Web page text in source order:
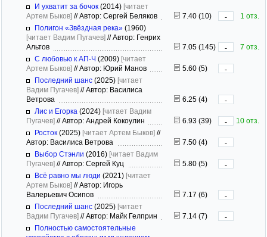
И ухватит за бочок (2014) [читает
Артем Быков] //Автор: Сергей Беляков 7.40 (10) -
1 отз.
Полигон «Звёздная река» (1960)
[читает Вадим Пугачев] //Автор: Генрих
Альтов
7.05 (145) -
7 отз.
С любовью к АП-Ч (2009) [читает
Артем Быков] //Автор: Юрий Манов 5.60 (5)
-
Последний шанс (2025) [читает
Вадим Пугачев] //Автор: Василиса
Ветрова
6.25 (4)
-
Лис и Егорка (2024) [читает Вадим
Пугачев] //Автор: Андрей Кокоулин 6.93 (39) -
10 отз.
Росток (2025) [читает Артем Быков] //
Автор: Василиса Ветрова
7.50 (4)
-
Выбор Стэнли (2016) [читает Вадим
Пугачев] //Автор: Сергей Куц 5.80 (5)
-
Всё равно мы люди (2021) [читает
Артем Быков] //Автор: Игорь
Валерьевич Осипов
7.17 (6)
-
Последний шанс (2025) [читает
Вадим Пугачев] //Автор: Майк Гелприн 7.14 (7)
-
Полностью самостоятельные